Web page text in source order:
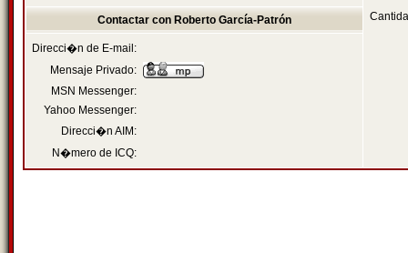
Contactar con Roberto García-Patrón
Direcci�n de E-mail:
Mensaje Privado:
MSN Messenger:
Yahoo Messenger:
Direcci�n AIM:
N�mero de ICQ: